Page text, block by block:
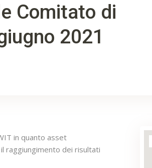
Comitato di
2021
in quanto asset
raggiungimento dei risultati